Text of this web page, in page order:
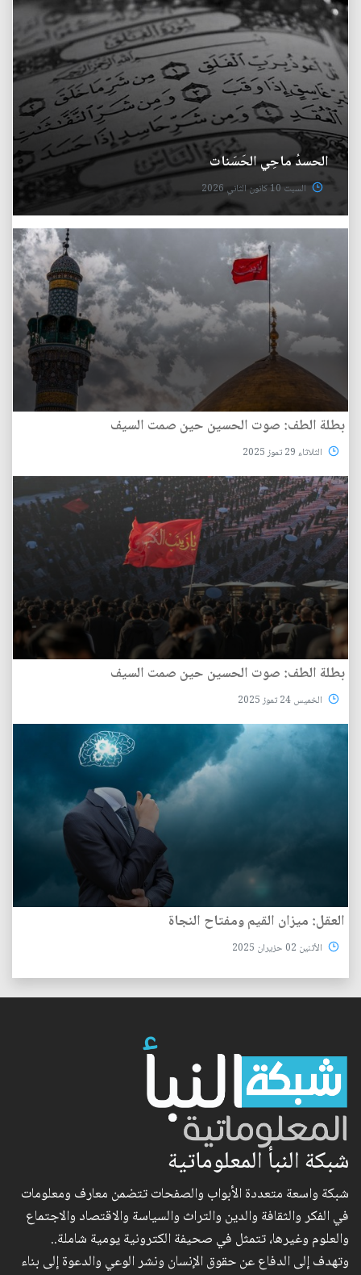
الحسدُ ماحِي الحَسَنات
السبت 10 كانون الثاني 2026
بطلة الطف: صوت الحسين حين صمت السيف
الثلاثاء 29 تموز 2025
بطلة الطف: صوت الحسين حين صمت السيف
الخميس 24 تموز 2025
العقل: ميزان القيم ومفتاح النجاة
الأثنين 02 حزيران 2025
شبكة النبأ المعلوماتية
شبكة واسعة متعددة الأبواب والصفحات تتضمن معارف ومعلومات
في الفكر والثقافة والدين والتراث والسياسة والاقتصاد والاجتماع
والعلوم وغيرها، تتمثل في صحيفة الكترونية يومية شاملة..
وتهدف إلى الدفاع عن حقوق الإنسان ونشر الوعي والدعوة إلى بناء